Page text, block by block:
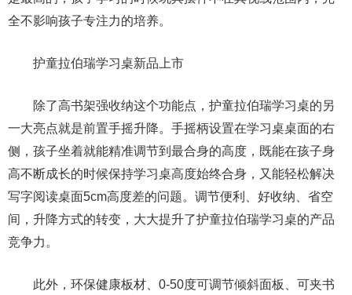
全不影响孩子专注力的培养。
护童拉伯瑞学习桌新品上市
除了高书架强收纳这个功能点，护童拉伯瑞学习桌的另
一大亮点就是前置手摇升降。手摇柄设置在学习桌桌面的右
侧，孩子坐着就能精准调节到最合身的高度，既能在孩子身
高不断成长的时候保持学习桌高度始终合身，又能轻松解决
写字阅读桌面5cm高度差的问题。调节便利、好收纳、省空
间，升降方式的转变，大大提升了护童拉伯瑞学习桌的产品
竞争力。
此外，环保健康板材、0-50度可调节倾斜面板、可夹书